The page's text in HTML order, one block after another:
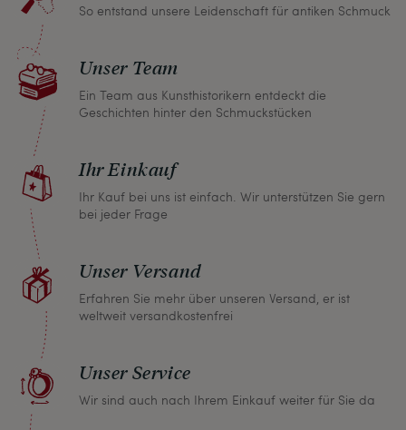
Sollten Sie aus irgendeinem Grund doch einmal
nicht zufrieden sein, nehmen Sie bitte mit uns
Kontakt auf und wir finden umgehend eine
gemeinsame Lösung. Unabhängig davon können
Sie innerhalb von einem Monat jeden Artikel
zurückgeben und wir erstatten Ihnen den vollen
Kaufpreis.
So entstand unsere Leidenschaft für antiken Schmuck
Unser Team
Ein Team aus Kunsthistorikern entdeckt die
Geschichten hinter den Schmuckstücken
Ihr Einkauf
Ihr Kauf bei uns ist einfach. Wir unterstützen Sie gern
bei jeder Frage
Unser Versand
Erfahren Sie mehr über unseren Versand, er ist
weltweit versandkostenfrei
Unser Service
Wir sind auch nach Ihrem Einkauf weiter für Sie da